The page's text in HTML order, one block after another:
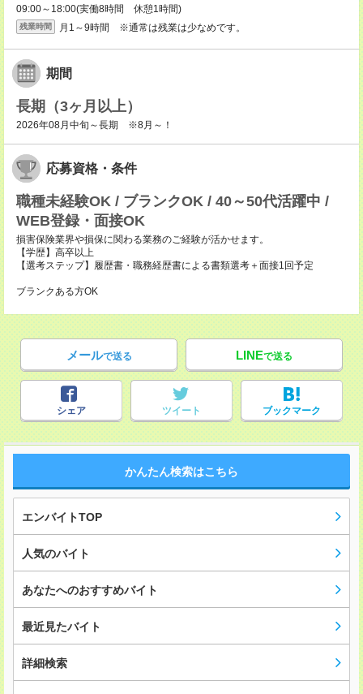
09:00～18:00(実働8時間 休憩1時間)
残業時間 月1～9時間 ※通常は残業は少なめです。
期間
長期（3ヶ月以上）
2026年08月中旬～長期 ※8月～！
応募資格・条件
職種未経験OK / ブランクOK / 40～50代活躍中 /
WEB登録・面接OK
損害保険業界や損保に関わる業務のご経験が活かせます。
【学歴】高卒以上
【選考ステップ】履歴書・職務経歴書による書類選考＋面接1回予定
ブランクある方OK
メールで送る LINEで送る
シェア ツイート ブックマーク
かんたん検索はこちら
エンバイトTOP
人気のバイト
あなたへのおすすめバイト
最近見たバイト
詳細検索